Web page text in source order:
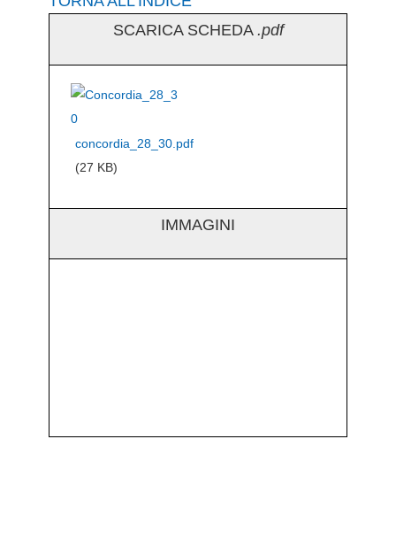
SCARICA SCHEDA .pdf
concordia_28_30.pdf
(27 KB)
IMMAGINI